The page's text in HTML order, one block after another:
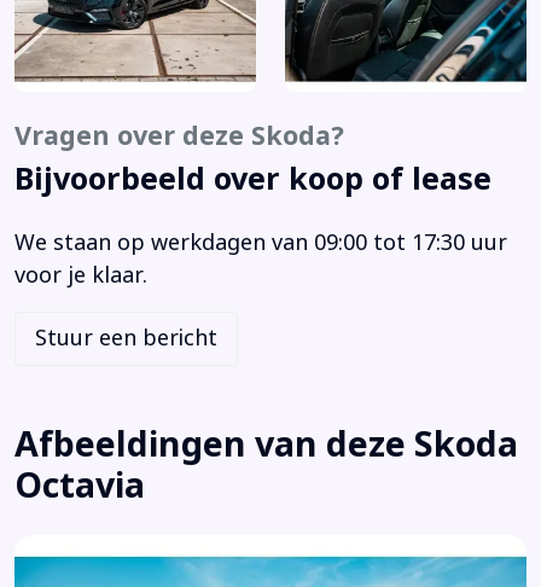
Anti Blokkeer Systeem
Anti doorSlip Regeling
Armsteun achter
Autonomous Emergency Braking
Bandenspanningscontrolesysteem
Bestuurdersstoel in hoogte verstelbaar
Binnenspiegel automatisch dimmend
Bots waarschuwing systeem
Buitenspiegels elektrisch inklapbaar
Buitenspiegels elektrisch verstel- en verwarmbaar
Centrale deurvergrendeling met afstandsbediening
Vragen over deze Skoda?
Bijvoorbeeld over koop of lease
We staan op werkdagen van 09:00 tot 17:30 uur
voor je klaar.
Stuur een bericht
Afbeeldingen van deze Skoda
Octavia